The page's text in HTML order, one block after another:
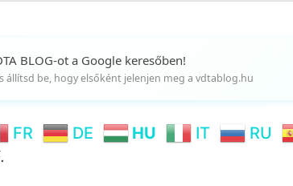
BLOG-ot a Google keresőben!
állítsd be, hogy elsőként jelenjen meg a vdtablog.hu
FR DE HU IT RU